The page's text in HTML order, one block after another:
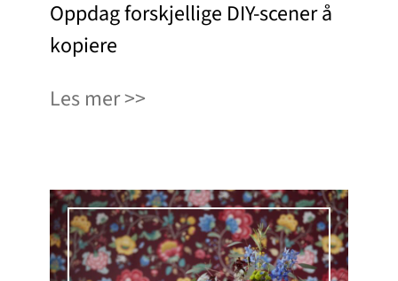
Oppdag forskjellige DIY-scener å
kopiere
Les mer